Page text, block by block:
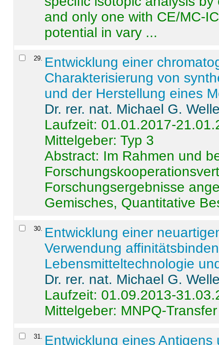
and only one with CE/MC-
potential in vary ...
29. Entwicklung einer
Charakterisierung von
und der Herstellung eines
Dr. rer. nat. Michael G.
Laufzeit: 01.01.2017-
Mittelgeber: Typ 3
Abstract: Im Rahmen und
Forschungsergebnisse
Gemisches, Quantitative
30. Entwicklung einer
Verwendung
Lebensmitteltechnologie
Dr. rer. nat. Michael G.
Laufzeit: 01.09.2013-
Mittelgeber: MNPQ-Transfer
31. Entwicklung eines